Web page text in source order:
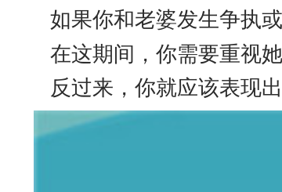
如果你和老婆发生争执或
在这期间，你需要重视她
反过来，你就应该表现出